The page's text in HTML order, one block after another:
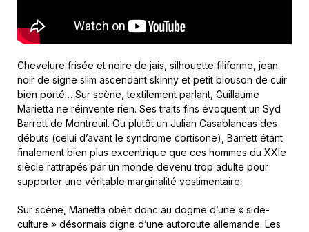
Chevelure frisée et noire de jais, silhouette filiforme, jean
noir de signe slim ascendant skinny et petit blouson de cuir
bien porté… Sur scène, textilement parlant, Guillaume
Marietta ne réinvente rien. Ses traits fins évoquent un Syd
Barrett de Montreuil. Ou plutôt un Julian Casablancas des
débuts (celui d’avant le syndrome cortisone), Barrett étant
finalement bien plus excentrique que ces hommes du XXIe
siècle rattrapés par un monde devenu trop adulte pour
supporter une véritable marginalité vestimentaire.
Sur scène, Marietta obéit donc au dogme d’une « side-
culture » désormais digne d’une autoroute allemande. Les